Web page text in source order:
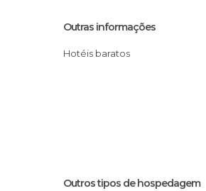
Outras informações
Hotéis baratos
Outros tipos de hospedagem